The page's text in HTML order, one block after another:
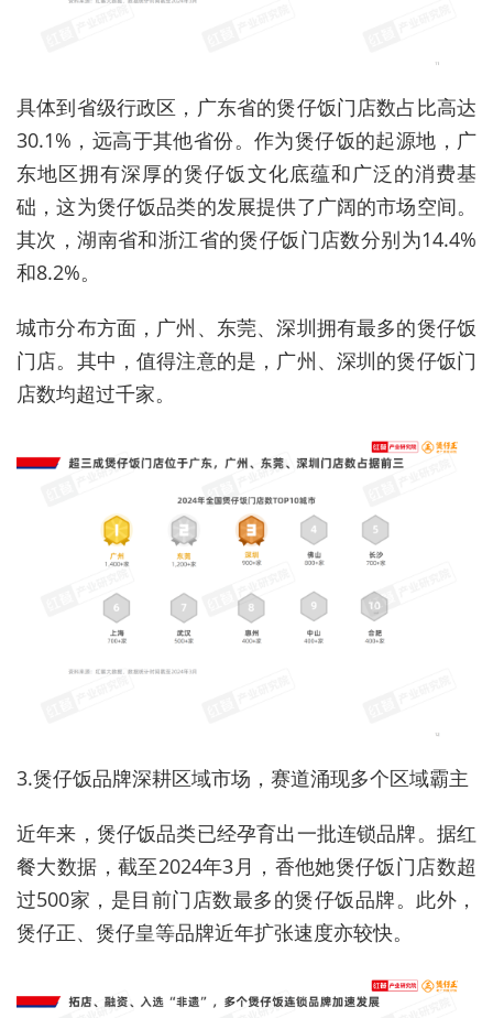
具体到省级行政区，广东省的煲仔饭门店数占比高达
30.1%，远高于其他省份。作为煲仔饭的起源地，广
东地区拥有深厚的煲仔饭文化底蕴和广泛的消费基
础，这为煲仔饭品类的发展提供了广阔的市场空间。
其次，湖南省和浙江省的煲仔饭门店数分别为14.4%
和8.2%。
城市分布方面，广州、东莞、深圳拥有最多的煲仔饭
门店。其中，值得注意的是，广州、深圳的煲仔饭门
店数均超过千家。
3.煲仔饭品牌深耕区域市场，赛道涌现多个区域霸主
近年来，煲仔饭品类已经孕育出一批连锁品牌。据红
餐大数据，截至2024年3月，香他她煲仔饭门店数超
过500家，是目前门店数最多的煲仔饭品牌。此外，
煲仔正、煲仔皇等品牌近年扩张速度亦较快。